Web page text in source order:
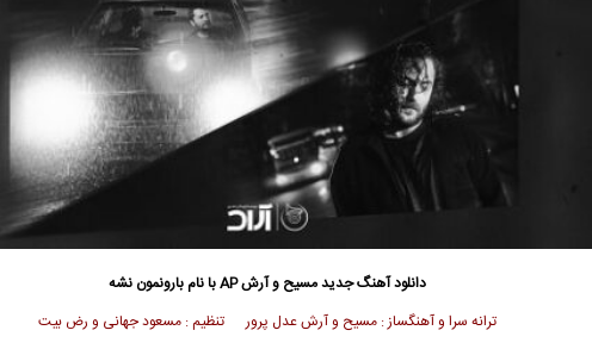
دانلود آهنگ جدیدمسیح وآرش AP
با نام بارونمون نشه
ترانه سرا و آهنگساز : مسیح و آرش عدل پرور تنظیم : مسعود جهانی و رض بیت